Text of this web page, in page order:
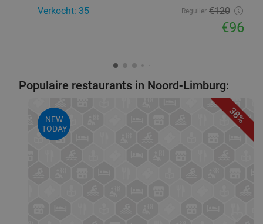
Verkocht: 35 Regulier €120
€96
Populaire restaurants in Noord-Limburg:
38%
NEW
TODAY